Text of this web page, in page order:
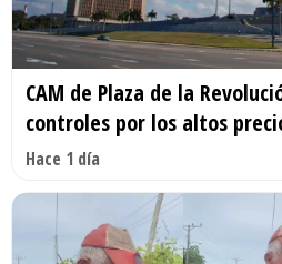
CAM de Plaza de la
controles por los altos
Hace 1 día